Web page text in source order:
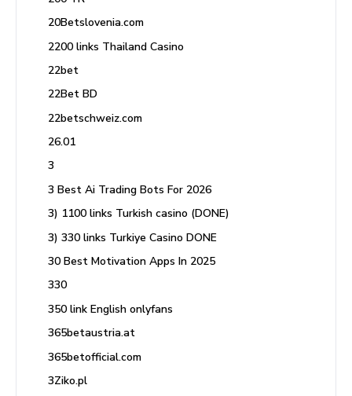
20Betslovenia.com
2200 links Thailand Casino
22bet
22Bet BD
22betschweiz.com
26.01
3
3 Best Ai Trading Bots For 2026
3) 1100 links Turkish casino (DONE)
3) 330 links Turkiye Casino DONE
30 Best Motivation Apps In 2025
330
350 link English onlyfans
365betaustria.at
365betofficial.com
3Ziko.pl